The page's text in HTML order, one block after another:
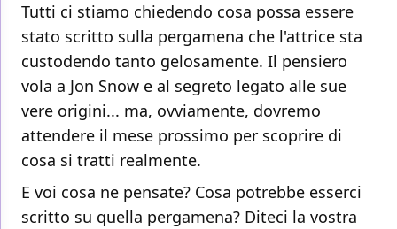
Tutti ci stiamo chiedendo cosa possa essere
stato scritto sulla pergamena che l'attrice sta
custodendo tanto gelosamente. Il pensiero
vola a Jon Snow e al segreto legato alle sue
vere origini... ma, ovviamente, dovremo
attendere il mese prossimo per scoprire di
cosa si tratti realmente.
E voi cosa ne pensate? Cosa potrebbe esserci
scritto su quella pergamena? Diteci la vostra